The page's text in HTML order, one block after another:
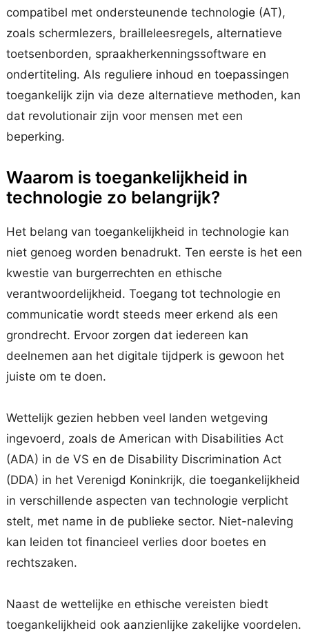
compatibel met ondersteunende technologie (AT),
zoals schermlezers, brailleleesregels, alternatieve
toetsenborden, spraakherkenningssoftware en
ondertiteling. Als reguliere inhoud en toepassingen
toegankelijk zijn via deze alternatieve methoden, kan
dat revolutionair zijn voor mensen met een
beperking.
Waarom is toegankelijkheid in
technologie zo belangrijk?
Het belang van toegankelijkheid in technologie kan
niet genoeg worden benadrukt. Ten eerste is het een
kwestie van burgerrechten en ethische
verantwoordelijkheid. Toegang tot technologie en
communicatie wordt steeds meer erkend als een
grondrecht. Ervoor zorgen dat iedereen kan
deelnemen aan het digitale tijdperk is gewoon het
juiste om te doen.
Wettelijk gezien hebben veel landen wetgeving
ingevoerd, zoals de American with Disabilities Act
(ADA) in de VS en de Disability Discrimination Act
(DDA) in het Verenigd Koninkrijk, die toegankelijkheid
in verschillende aspecten van technologie verplicht
stelt, met name in de publieke sector. Niet-naleving
kan leiden tot financieel verlies door boetes en
rechtszaken.
Naast de wettelijke en ethische vereisten biedt
toegankelijkheid ook aanzienlijke zakelijke voordelen.